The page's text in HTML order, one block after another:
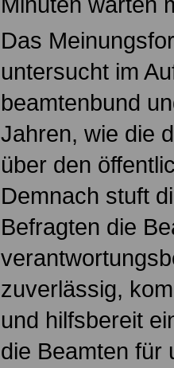
Das
untersucht im
beamtenbund
Jahren, wie die
über den
Demnach stuft
Befragten die
zuverlässig,
und hilfsbereit
die Beamten für